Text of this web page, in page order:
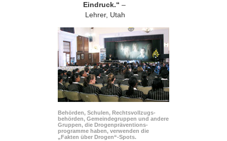
Eindruck.“ –
Lehrer, Utah
Behörden, Schulen, Rechtsvollzugs­
behörden, Gemeindegruppen und andere
Gruppen, die Drogenpräventions­
programme haben, verwenden die
„Fakten über Drogen“-Spots.